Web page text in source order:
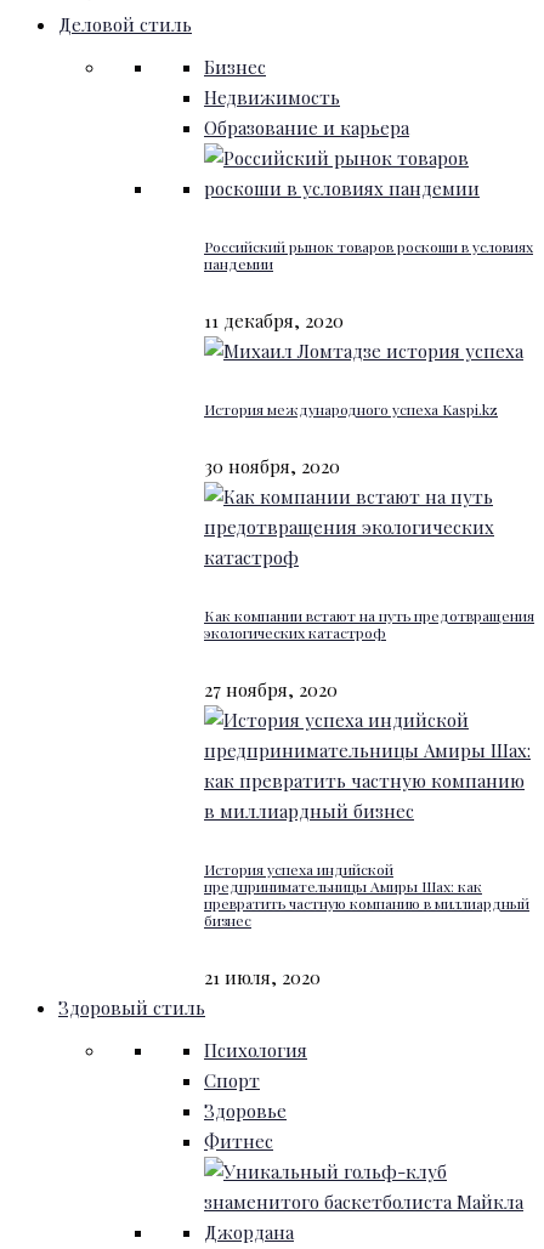
Деловой стиль
Бизнес
Недвижимость
Образование и карьера
Российский рынок товаров роскоши в условиях
пандемии
11 декабря, 2020
История международного успеха Kaspi.kz
30 ноября, 2020
Как компании встают на путь предотвращения
экологических катастроф
27 ноября, 2020
История успеха индийской
предпринимательницы Амиры Шах: как
превратить частную компанию в миллиардный
бизнес
21 июля, 2020
Здоровый стиль
Психология
Спорт
Здоровье
Фитнес